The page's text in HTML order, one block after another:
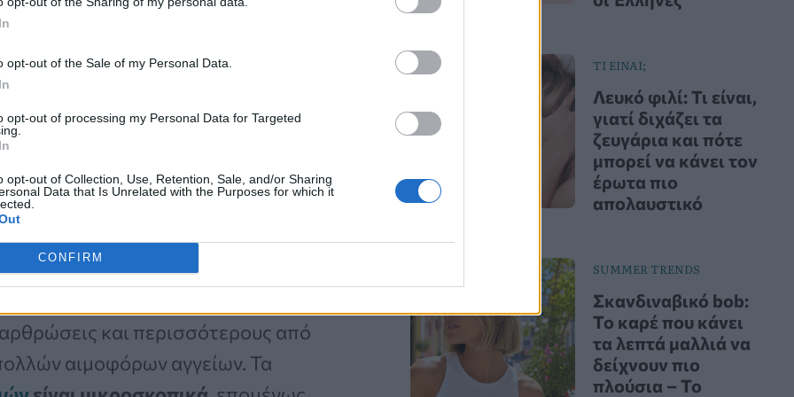
opt-out of the Sale of my Personal Data.
opt-out of processing my Personal Data for Targeted
opt-out of Collection, Use, Retention, Sale, and/or Sharing
Data that Is Unrelated with the Purposes for which it
CONFIRM
τα πόδια σας
μας, συμπεριλαμβανομένων
μας υγεία και να αποτελεί
δήλωσε μιλώντας στο
και περισσότερους από
αιμοφόρων αγγείων. Τα
ΤΙ ΕΙΝΑΙ;
Λευκό φιλί: Τι είναι,
γιατί διχάζει τα
ζευγάρια και πότε
μπορεί να κάνει τον
έρωτα πιο
απολαυστικό
SUMMER TRENDS
Σκανδιναβικό bob:
Το καρέ που κάνει
τα λεπτά μαλλιά να
δείχνουν πιο
πλούσια – Το